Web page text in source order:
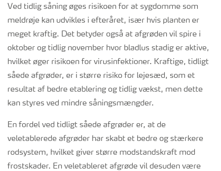
Ved tidlig såning øges risikoen for at sygdomme som
meldrøje kan udvikles i efteråret, især hvis planten er
meget kraftig. Det betyder også at afgrøden vil spire i
oktober og tidlig november hvor bladlus stadig er aktive,
hvilket øger risikoen for virusinfektioner. Kraftige, tidligt
såede afgrøder, er i større risiko for lejesæd, som et
resultat af bedre etablering og tidlig vækst, men dette
kan styres ved mindre såningsmængder.
En fordel ved tidligt såede afgrøder er, at de
veletablerede afgrøder har skabt et bedre og stærkere
rodsystem, hvilket giver større modstandskraft mod
frostskader. En veletableret afgrøde vil desuden være